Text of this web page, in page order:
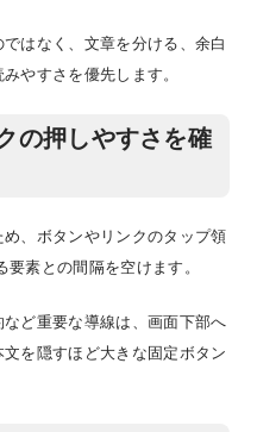
はなく、文章を分ける、余白
やすさを優先します。
の押しやすさを確
、ボタンやリンクのタップ領
素との間隔を空けます。
ど重要な導線は、画面下部へ
を隠すほど大きな固定ボタン